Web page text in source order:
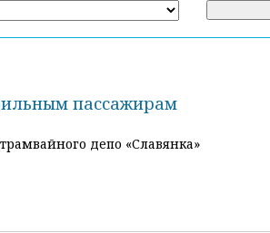
пассажирам
депо «Славянка»